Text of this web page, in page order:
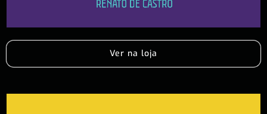
Ver na loja